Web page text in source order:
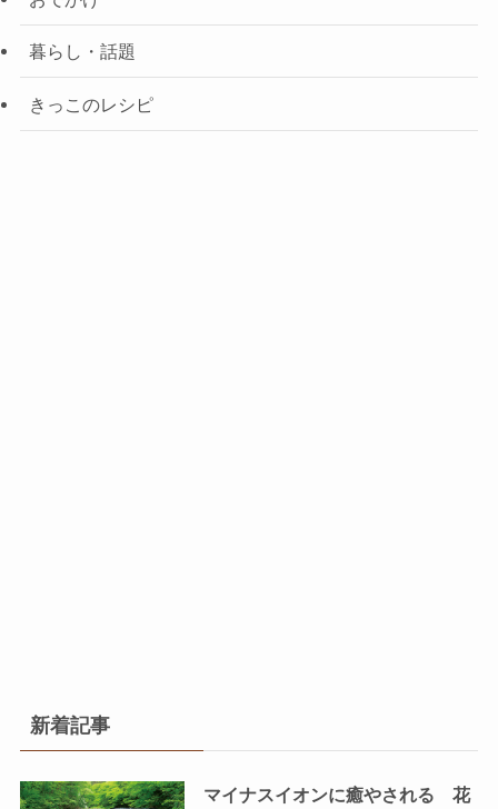
暮らし・話題
きっこのレシピ
新着記事
マイナスイオンに癒やされる 花